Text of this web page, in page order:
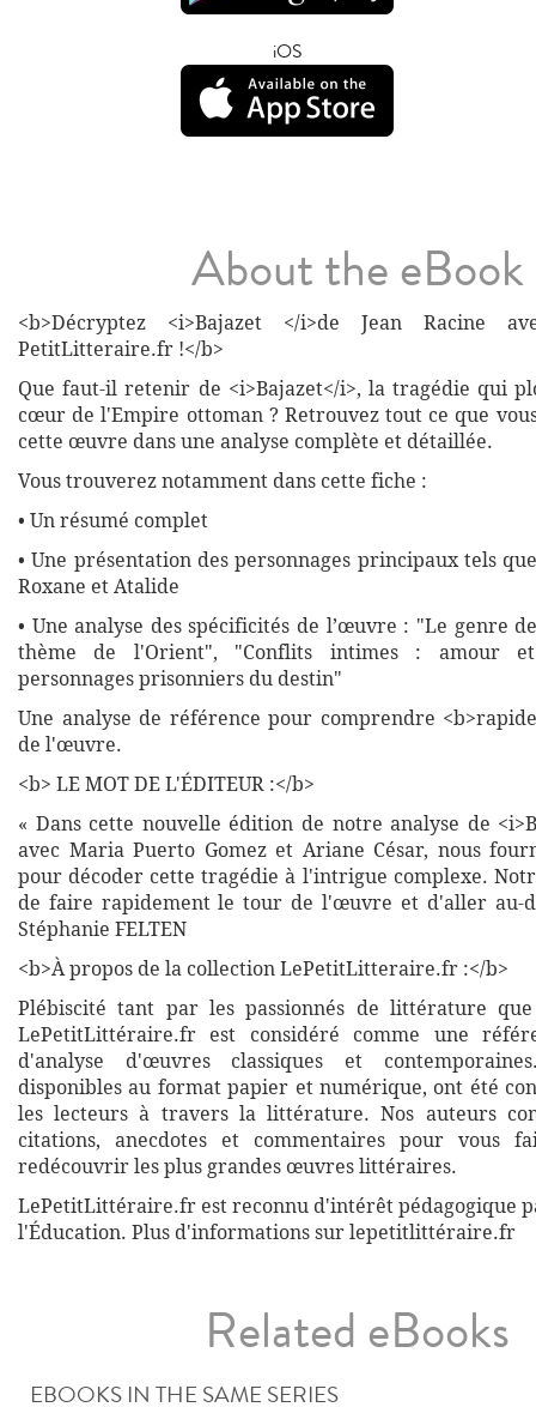
iOS
About the eBook
<b>Décryptez <i>Bajazet </i>de Jean Racine
PetitLitteraire.fr !</b>
Que faut-il retenir de <i>Bajazet</i>, la tragédie qui
cœur de l'Empire ottoman ? Retrouvez tout ce que
cette œuvre dans une analyse complète et détaillée.
Vous trouverez notamment dans cette fiche :
• Un résumé complet
• Une présentation des personnages principaux tels
Roxane et Atalide
• Une analyse des spécificités de l’œuvre : "Le genre
thème de l'Orient", "Conflits intimes : amour
personnages prisonniers du destin"
Une analyse de référence pour comprendre
de l'œuvre.
<b> LE MOT DE L'ÉDITEUR :</b>
« Dans cette nouvelle édition de notre analyse de
avec Maria Puerto Gomez et Ariane César, nous
pour décoder cette tragédie à l'intrigue complexe.
de faire rapidement le tour de l'œuvre et d'aller au-
Stéphanie FELTEN
<b>À propos de la collection LePetitLitteraire.fr :</b>
Plébiscité tant par les passionnés de littérature
LePetitLittéraire.fr est considéré comme une
d'analyse d'œuvres classiques et
disponibles au format papier et numérique, ont été
les lecteurs à travers la littérature. Nos auteurs
citations, anecdotes et commentaires pour vous
redécouvrir les plus grandes œuvres littéraires.
LePetitLittéraire.fr est reconnu d'intérêt pédagogique
l'Éducation. Plus d'informations sur lepetitlittéraire.fr
Related eBooks
EBOOKS IN THE SAME SERIES